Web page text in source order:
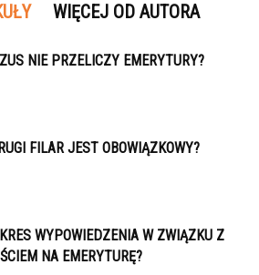
WIĘCEJ OD AUTORA
NIE PRZELICZY EMERYTURY?
FILAR JEST OBOWIĄZKOWY?
WYPOWIEDZENIA W ZWIĄZKU Z
NA EMERYTURĘ?